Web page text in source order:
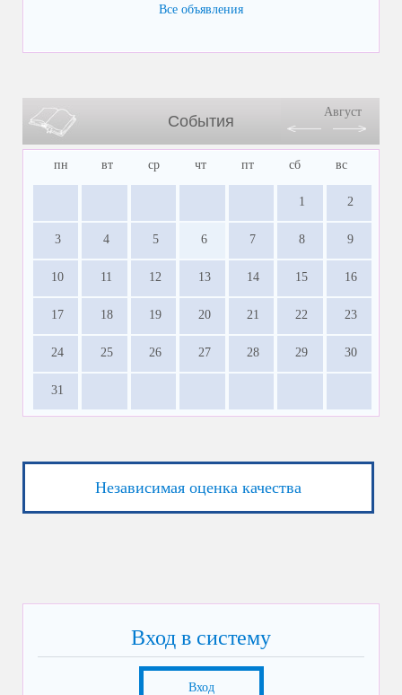
Все объявления
События
Август
пн вт ср чт пт сб вс
1 2
3 4 5 6 7 8 9
10 11 12 13 14 15 16
17 18 19 20 21 22 23
24 25 26 27 28 29 30
31
Независимая оценка качества
Вход в систему
Вход